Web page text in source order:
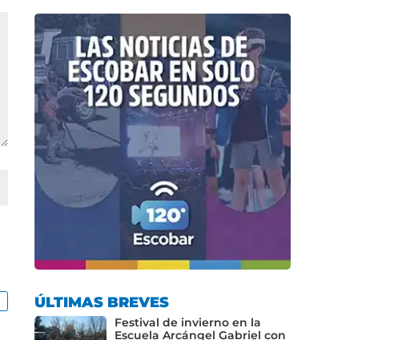
ÚLTIMAS BREVES
Festival de invierno en la
Escuela Arcángel Gabriel con